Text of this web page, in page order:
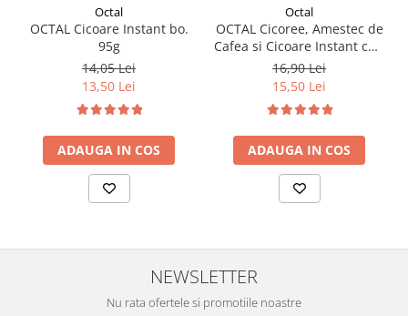
Octal
OCTAL Cicoare Instant bo.
95g
14,05 Lei
13,50 Lei
ADAUGA IN COS
Octal
OCTAL Cicoree, Amestec de
Cafea si Cicoare Instant cut.
100g
16,90 Lei
15,50 Lei
ADAUGA IN COS
NEWSLETTER
Nu rata ofertele si promotiile noastre